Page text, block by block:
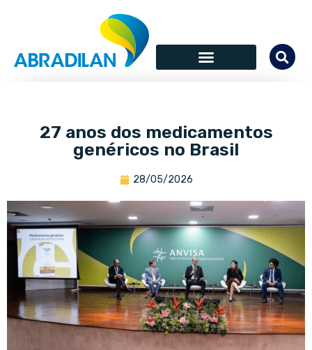
27 anos dos medicamentos
genéricos no Brasil
28/05/2026